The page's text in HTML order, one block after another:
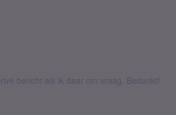
bericht als ik daar om vraag. Bedankt!